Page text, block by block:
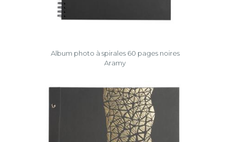
Album photo à spirales 60 pages noires
Aramy